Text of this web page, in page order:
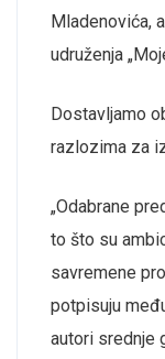
Mladenovića,
udruženja
Dostavljamo
razlozima za
„Odabrane
to što su
savremene
potpisuju
autori srednje